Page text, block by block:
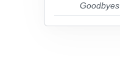
Goodbyes